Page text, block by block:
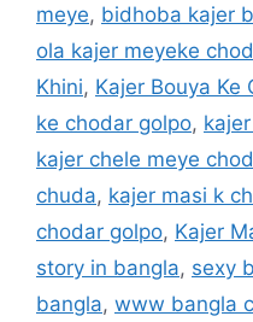
meye, bidhoba kajer
ola kajer meyeke
Khini, Kajer Bouya Ke
ke chodar golpo,
kajer chele meye
chuda, kajer masi k
chodar golpo, Kajer
story in bangla, sexy
bangla, www bangla